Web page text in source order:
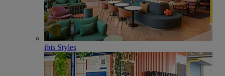
ibis Styles